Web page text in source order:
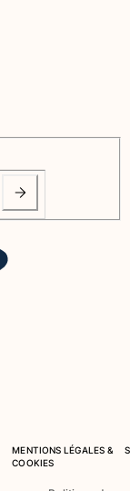
MENTIONS LÉGALES &
COOKIES